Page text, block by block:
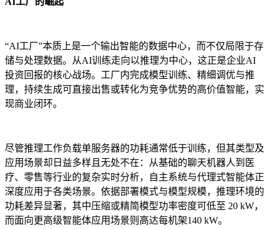
“AI工厂”本质上是一个输出智能的数据中心，而不仅局限于存
储与处理数据。从AI训练走向以推理为中心，这正是企业AI
投资回报的核心战场。工厂内完成模型训练、精细调优与推
理，持续生成可直接出售或转化为竞争优势的高价值智能，实
现商业闭环。
尽管推理工作负载单服务器的功耗通常低于训练，但其类型及
应用场景却日益多样且无处不在：从基础的聊天机器人到医
疗、零售等行业的复杂实时分析，自主系统与代理式智能体正
深度应用于各类场景。依据部署模式与模型规模，推理环境的
功耗差异显著，其中压缩或精简模型功率密度可低至 20 kW，
而面向更高级智能体应用场景则高达每机架140 kW。